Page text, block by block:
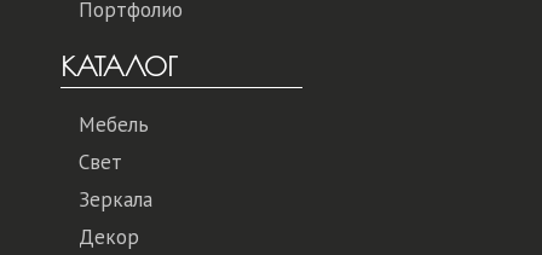
Портфолио
КАТАЛОГ
Мебель
Свет
Зеркала
Декор